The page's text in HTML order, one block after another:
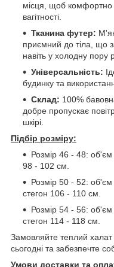
місця, щоб комфортно
вагітності.
Тканина футер:
приємний до тіла, що
навіть у холодну пору
Універсальність:
будинку та
Склад: 100%
добре пропускає
шкірі.
Підбір розміру:
Розмір 46 - 48:
98 - 102 см.
Розмір 50 - 52:
стегон 106 - 110 см.
Розмір 54 - 56:
стегон 114 - 118 см.
Замовляйте теплий халат
сьогодні та забезпечте
Умови доставки та